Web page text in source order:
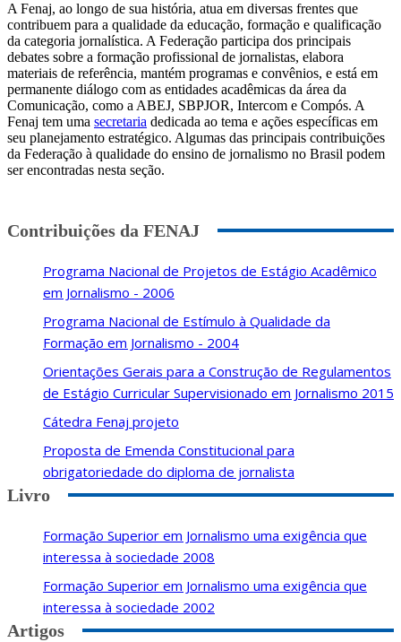
A Fenaj, ao longo de sua história, atua em diversas frentes que
contribuem para a qualidade da educação, formação e qualificação
da categoria jornalística. A Federação participa dos principais
debates sobre a formação profissional de jornalistas, elabora
materiais de referência, mantém programas e convênios, e está em
permanente diálogo com as entidades acadêmicas da área da
Comunicação, como a ABEJ, SBPJOR, Intercom e Compós. A
Fenaj tem uma secretaria dedicada ao tema e ações específicas em
seu planejamento estratégico. Algumas das principais contribuições
da Federação à qualidade do ensino de jornalismo no Brasil podem
ser encontradas nesta seção.
Contribuições da FENAJ
Programa Nacional de Projetos de Estágio Acadêmico
em Jornalismo - 2006
Programa Nacional de Estímulo à Qualidade da
Formação em Jornalismo - 2004
Orientações Gerais para a Construção de Regulamentos
de Estágio Curricular Supervisionado em Jornalismo 2015
Cátedra Fenaj projeto
Proposta de Emenda Constitucional para
obrigatoriedade do diploma de jornalista
Livro
Formação Superior em Jornalismo uma exigência que
interessa à sociedade 2008
Formação Superior em Jornalismo uma exigência que
interessa à sociedade 2002
Artigos